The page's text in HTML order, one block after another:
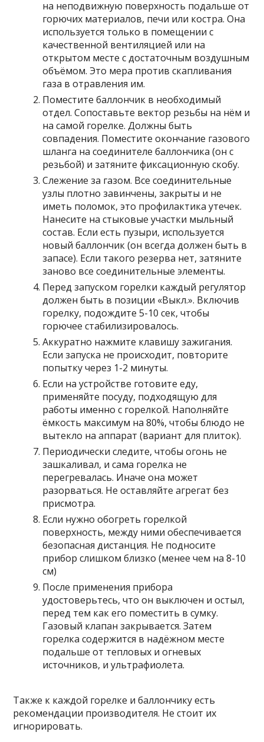
на неподвижную поверхность подальше от
горючих материалов, печи или костра. Она
используется только в помещении с
качественной вентиляцией или на
открытом месте с достаточным воздушным
объёмом. Это мера против скапливания
газа в отравления им.
Поместите баллончик в необходимый
отдел. Сопоставьте вектор резьбы на нём и
на самой горелке. Должны быть
совпадения. Поместите окончание газового
шланга на соединителе баллончика (он с
резьбой) и затяните фиксационную скобу.
Слежение за газом. Все соединительные
узлы плотно завинчены, закрыты и не
иметь поломок, это профилактика утечек.
Нанесите на стыковые участки мыльный
состав. Если есть пузыри, используется
новый баллончик (он всегда должен быть в
запасе). Если такого резерва нет, затяните
заново все соединительные элементы.
Перед запуском горелки каждый регулятор
должен быть в позиции «Выкл.». Включив
горелку, подождите 5-10 сек, чтобы
горючее стабилизировалось.
Аккуратно нажмите клавишу зажигания.
Если запуска не происходит, повторите
попытку через 1-2 минуты.
Если на устройстве готовите еду,
применяйте посуду, подходящую для
работы именно с горелкой. Наполняйте
ёмкость максимум на 80%, чтобы блюдо не
вытекло на аппарат (вариант для плиток).
Периодически следите, чтобы огонь не
зашкаливал, и сама горелка не
перегревалась. Иначе она может
разорваться. Не оставляйте агрегат без
присмотра.
Если нужно обогреть горелкой
поверхность, между ними обеспечивается
безопасная дистанция. Не подносите
прибор слишком близко (менее чем на 8-10
см)
После применения прибора
удостоверьтесь, что он выключен и остыл,
перед тем как его поместить в сумку.
Газовый клапан закрывается. Затем
горелка содержится в надёжном месте
подальше от тепловых и огневых
источников, и ультрафиолета.
Также к каждой горелке и баллончику есть
рекомендации производителя. Не стоит их
игнорировать.